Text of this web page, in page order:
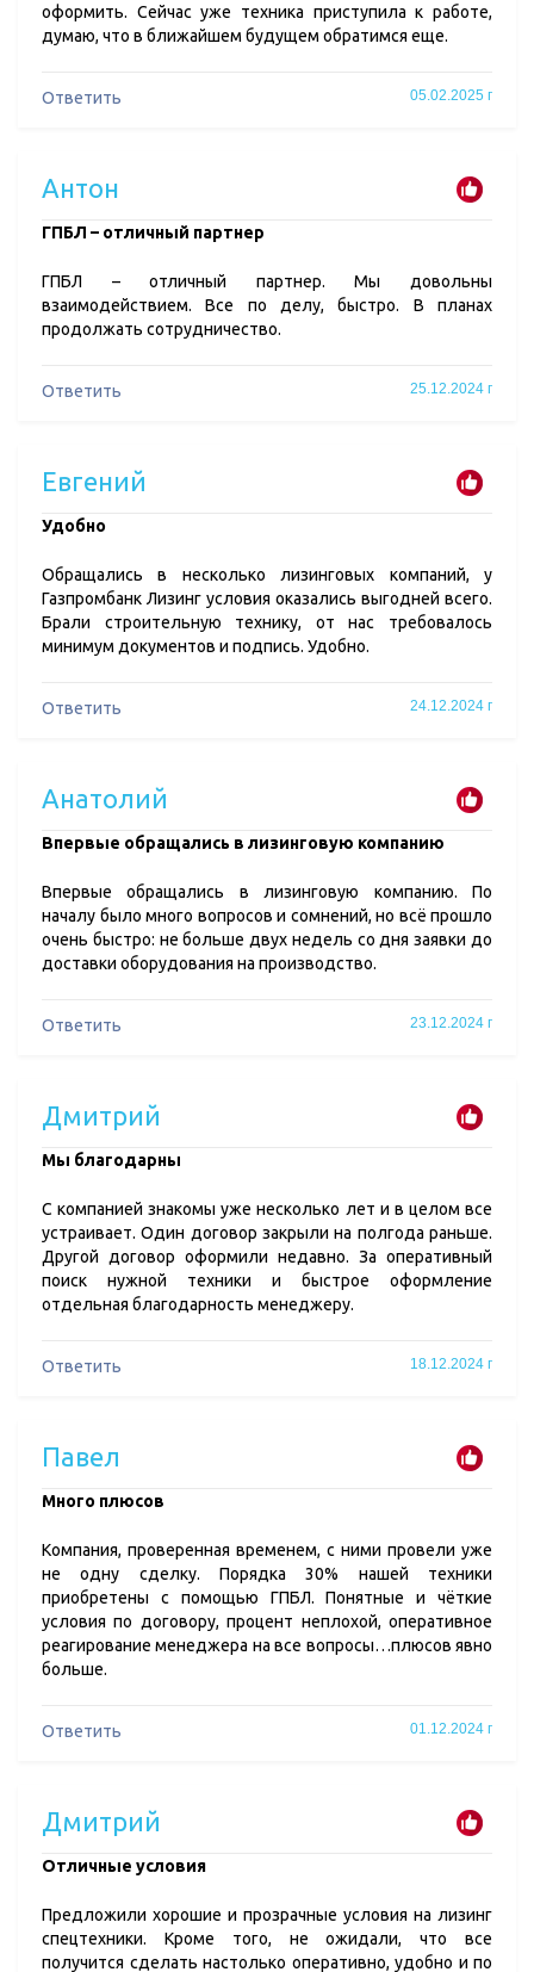
оформить. Сейчас уже техника приступила к работе,
думаю, что в ближайшем будущем обратимся еще.
Ответить 05.02.2025 г
Антон
​ГПБЛ – отличный партнер
ГПБЛ – отличный партнер. Мы довольны
взаимодействием. Все по делу, быстро. В планах
продолжать сотрудничество.
Ответить 25.12.2024 г
Евгений
Удобно
Обращались в несколько лизинговых компаний, у
Газпромбанк Лизинг условия оказались выгодней всего.
Брали строительную технику, от нас требовалось
минимум документов и подпись. Удобно.
Ответить 24.12.2024 г
Анатолий
Впервые обращались в лизинговую компанию
Впервые обращались в лизинговую компанию. По
началу было много вопросов и сомнений, но всё прошло
очень быстро: не больше двух недель со дня заявки до
доставки оборудования на производство.
Ответить 23.12.2024 г
Дмитрий
Мы благодарны
С компанией знакомы уже несколько лет и в целом все
устраивает. Один договор закрыли на полгода раньше.
Другой договор оформили недавно. За оперативный
поиск нужной техники и быстрое оформление
отдельная благодарность менеджеру.
Ответить 18.12.2024 г
Павел
Много плюсов
Компания, проверенная временем, с ними провели уже
не одну сделку. Порядка 30% нашей техники
приобретены с помощью ГПБЛ. Понятные и чёткие
условия по договору, процент неплохой, оперативное
реагирование менеджера на все вопросы…плюсов явно
больше.
Ответить 01.12.2024 г
Дмитрий
Отличные условия
Предложили хорошие и прозрачные условия на лизинг
спецтехники. Кроме того, не ожидали, что все
получится сделать настолько оперативно, удобно и по